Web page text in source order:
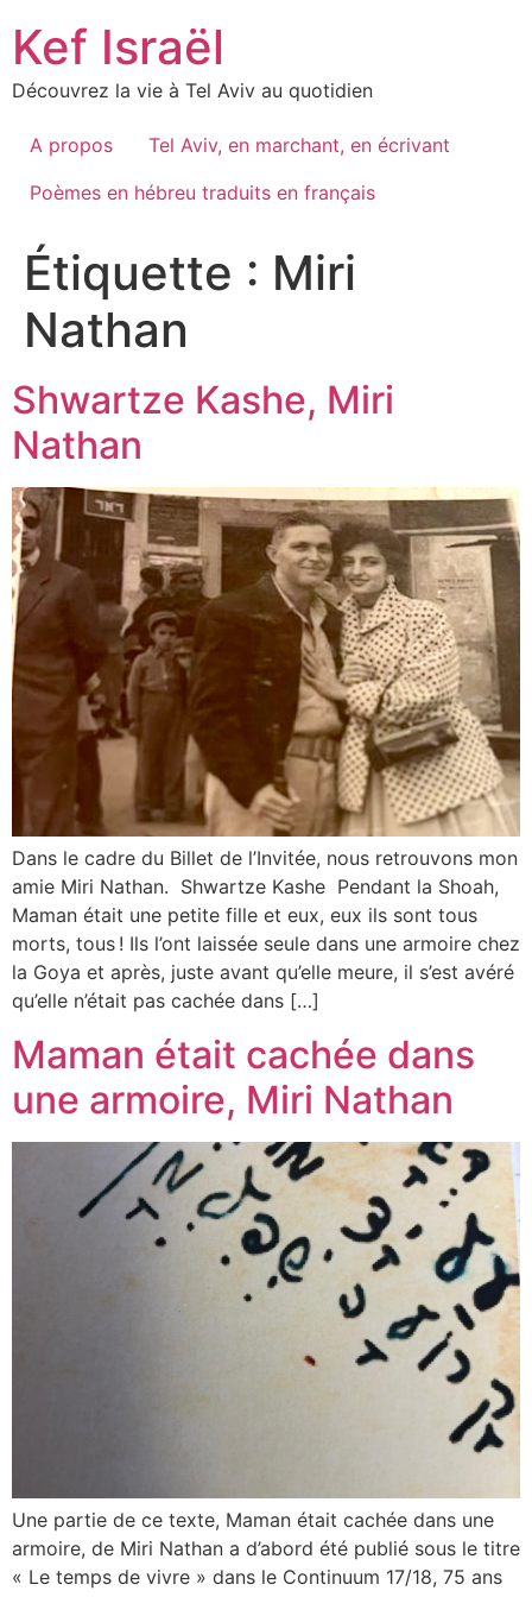
content
Kef Israël
Découvrez la vie à Tel Aviv au quotidien
A propos
Tel Aviv, en marchant, en écrivant
Poèmes en hébreu traduits en français
Étiquette : Miri
Nathan
Shwartze Kashe, Miri
Nathan
Dans le cadre du Billet de l’Invitée, nous retrouvons mon
amie Miri Nathan. Shwartze Kashe Pendant la Shoah,
Maman était une petite fille et eux, eux ils sont tous
morts, tous ! Ils l’ont laissée seule dans une armoire chez
la Goya et après, juste avant qu’elle meure, il s’est avéré
qu’elle n’était pas cachée dans […]
Maman était cachée dans
une armoire, Miri Nathan
Une partie de ce texte, Maman était cachée dans une
armoire, de Miri Nathan a d’abord été publié sous le titre
« Le temps de vivre » dans le Continuum 17/18, 75 ans